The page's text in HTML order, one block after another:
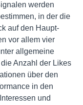
werden
in der die
auf den Haupt-
vor allem vier
allgemeine
Anzahl der Likes
über den
in den
und